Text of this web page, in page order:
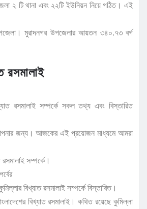
২ টি থানা এবং ২২টি ইউনিয়ন নিয়ে গঠিত। এই
মুরাদনগর উপজেলার আয়তন ৩৪০.৭৩ বর্গ
রসমালাই
রসমালাই সম্পর্কে সকল তথ্য এবং বিস্তারিত
জন্য। আজকের এই প্রয়োজন মাধ্যমে আমরা
সম্পর্কে।
বিখ্যাত রসমালাই সম্পর্কে বিস্তারিত।
বিখ্যাত রসমালাই। কথিত রয়েছে কুমিল্লা